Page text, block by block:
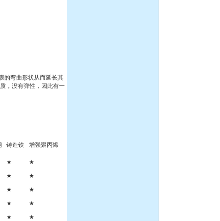
的弯曲形状从而延长其
，没有弹性，因此有一
铸造铁 增强聚丙烯
★
★
★
★
★
★
★
★
★
★